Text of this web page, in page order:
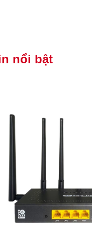
nổi bật